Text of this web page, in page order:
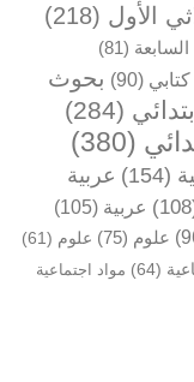
الأول (218)
السابعة (81)
كتابي (90)
بحوث
(284)
(380)
(154)
عربية
عربية (105)
علوم (75) علوم (61)
(64)
مواد اجتماعية